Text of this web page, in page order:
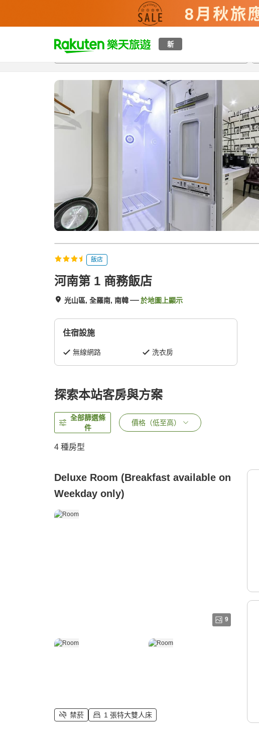
新
t
p
a
g
e
_
s
總覽客房與方案評語設施
飯店
河南第 1 商務飯店
光山區, 全羅南, 南韓 於地圖上顯示
住宿設施
無線網路 洗衣房
探索本站客房與方案
全部篩選條
件
價格（低至高）
4 種房型
Deluxe Room (Breakfast available on
Weekday only)
9
禁菸 1 張特大雙人床